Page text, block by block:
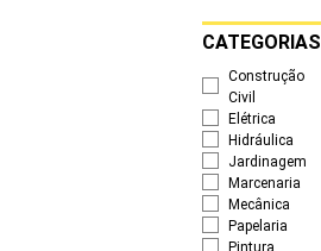
CATEGORIAS
Construção
Civil
Elétrica
Hidráulica
Jardinagem
Marcenaria
Mecânica
Papelaria
Pintura